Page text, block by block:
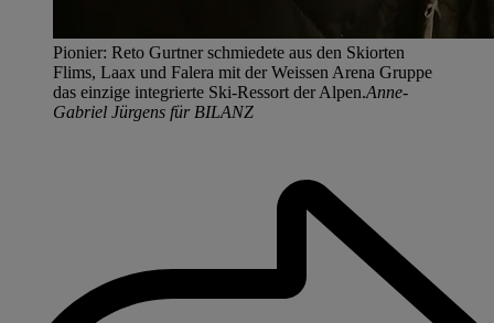
Pionier: Reto Gurtner schmiedete aus den Skiorten
Flims, Laax und Falera mit der Weissen Arena Gruppe
das einzige integrierte Ski-Ressort der Alpen.Anne-
Gabriel Jürgens für BILANZ